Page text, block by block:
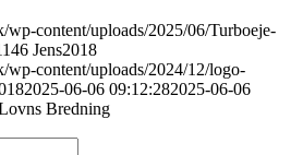
content/uploads/2025/06/Turboeje-
Jens2018
wp-content/uploads/2024/12/logo-
2025-06-06 09:12:282025-06-06
Bredning